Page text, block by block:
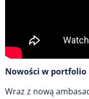
Nowości w portfolio
Wraz z nową